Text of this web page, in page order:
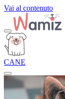
Vai al contenuto
CANE